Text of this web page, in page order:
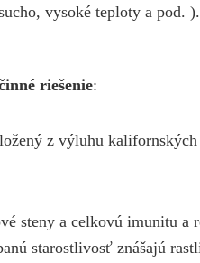
vysoké teploty a pod. ).
riešenie:
z výluhu kalifornských
steny a celkovú imunitu a
starostlivosť znášajú